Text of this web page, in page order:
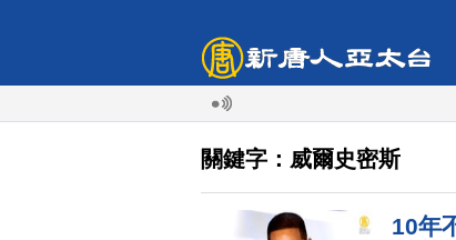
關鍵字：威爾史密斯
10年